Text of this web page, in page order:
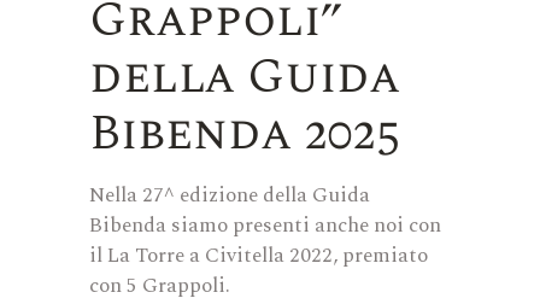
Grappoli”
della Guida
Bibenda 2025
Nella 27^ edizione della Guida
Bibenda siamo presenti anche noi con
il La Torre a Civitella 2022, premiato
con 5 Grappoli.